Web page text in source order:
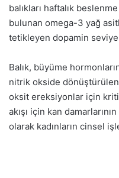
balıkları haftalık
bulunan omega-3 yağ
tetikleyen dopamin
Balık, büyüme
nitrik okside
oksit ereksiyonlar için
akışı için kan
olarak kadınların cinsel